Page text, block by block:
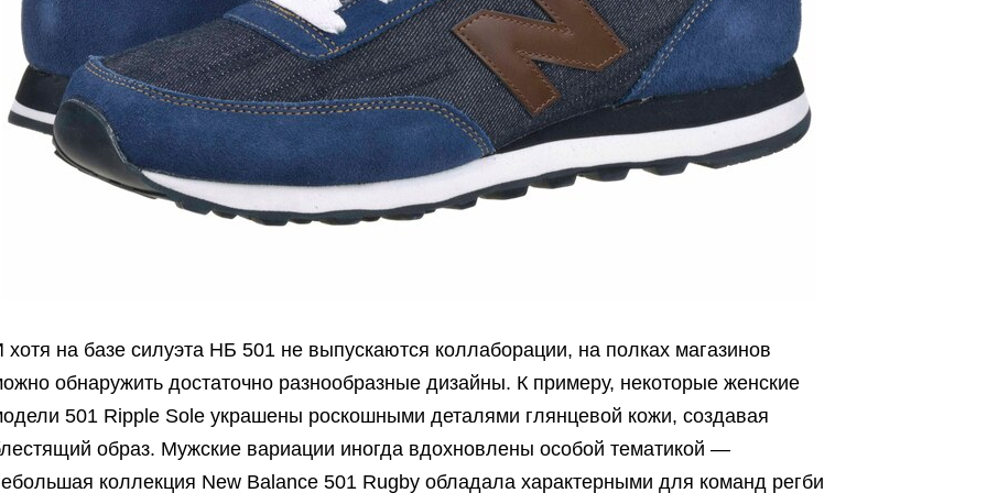
хотя на базе силуэта НБ 501 не выпускаются коллаборации, на полках магазинов
обнаружить достаточно разнообразные дизайны. К примеру, некоторые женские
501 Ripple Sole украшены роскошными деталями глянцевой кожи, создавая
образ. Мужские вариации иногда вдохновлены особой тематикой —
коллекция New Balance 501 Rugby обладала характерными для команд регби